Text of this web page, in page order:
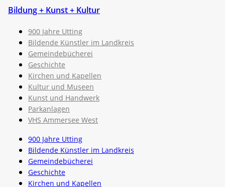
Bildung + Kunst + Kultur
900 Jahre Utting
Bildende Künstler im Landkreis
Gemeindebücherei
Geschichte
Kirchen und Kapellen
Kultur und Museen
Kunst und Handwerk
Parkanlagen
VHS Ammersee West
900 Jahre Utting
Bildende Künstler im Landkreis
Gemeindebücherei
Geschichte
Kirchen und Kapellen